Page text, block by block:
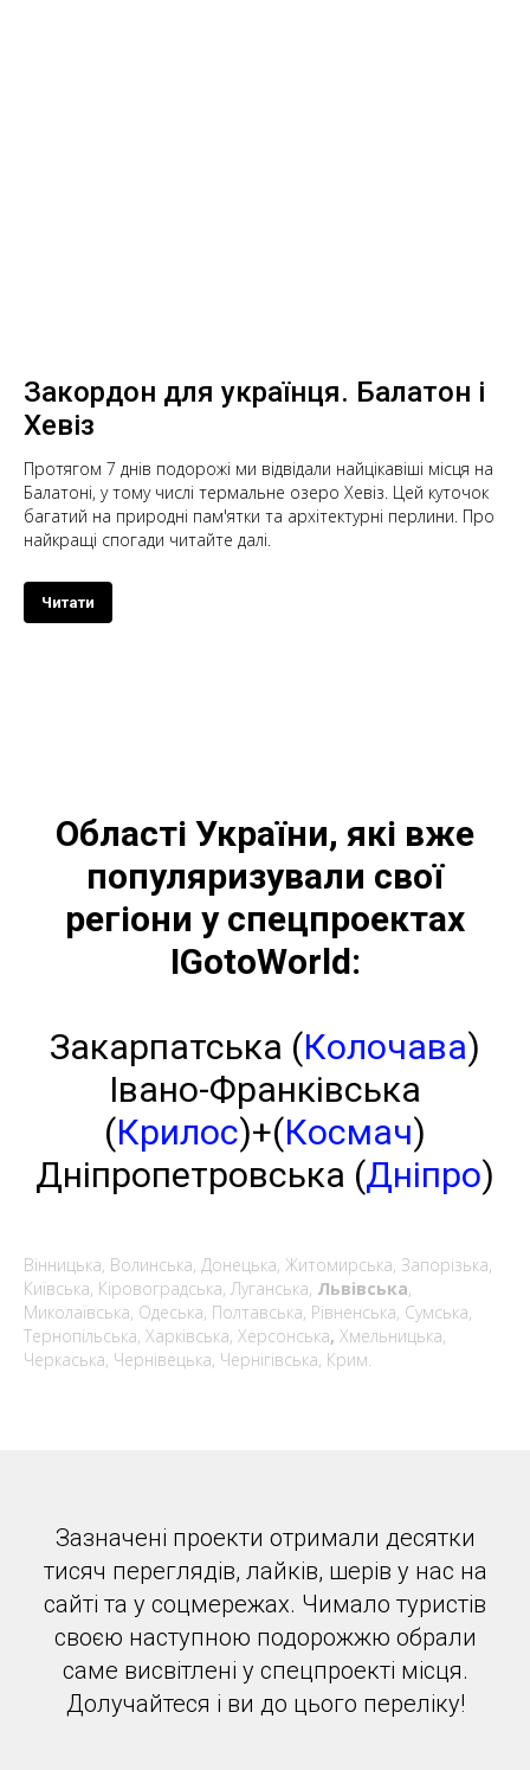
Закордон для українця. Балатон і
Хевіз
Протягом 7 днів подорожі ми відвідали найцікавіші місця на
Балатоні, у тому числі термальне озеро Хевіз. Цей куточок
багатий на природні пам'ятки та архітектурні перлини. Про
найкращі спогади читайте далі.
Читати
Області України, які вже
популяризували свої
регіони у спецпроектах
IGotoWorld:
Закарпатська (Колочава)
Івано-Франківська
(Крилос)+(Космач)
Дніпропетровська (Дніпро)
Вінницька, Волинська, Донецька, Житомирська, Запорізька,
Київська, Кіровоградська, Луганська, Львівська,
Миколаївська, Одеська, Полтавська, Рівненська, Сумська,
Тернопільська, Харківська, Херсонська, Хмельницька,
Черкаська, Чернівецька, Чернігівська, Крим.
Зазначені проекти отримали десятки
тисяч переглядів, лайків, шерів у нас на
сайті та у соцмережах. Чимало туристів
своєю наступною подорожжю обрали
саме висвітлені у спецпроекті місця.
Долучайтеся і ви до цього переліку!